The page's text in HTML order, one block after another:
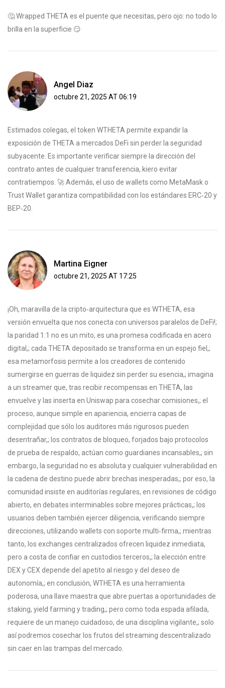
🤔 Wrapped THETA es el puente que necesitas, pero ojo: no todo lo
brilla en la superficie 😏
Angel Diaz
octubre 21, 2025 AT 06:19
Estimados colegas, el token WTHETA permite expandir la
exposición de THETA a mercados DeFi sin perder la seguridad
subyacente. Es importante verificar siempre la dirección del
contrato antes de cualquier transferencia, kiero evitar
contratiempos. 🚀 Además, el uso de wallets como MetaMask o
Trust Wallet garantiza compatibilidad con los estándares ERC‑20 y
BEP‑20.
Martina Eigner
octubre 21, 2025 AT 17:25
¡Oh, maravilla de la cripto‑arquitectura que es WTHETA, esa
versión envuelta que nos conecta con universos paralelos de DeFi!;
la paridad 1:1 no es un mito, es una promesa codificada en acero
digital,; cada THETA depositado se transforma en un espejo fiel,;
esa metamorfosis permite a los creadores de contenido
sumergirse en guerras de liquidez sin perder su esencia,; imagina
a un streamer que, tras recibir recompensas en THETA, las
envuelve y las inserta en Uniswap para cosechar comisiones,; el
proceso, aunque simple en apariencia, encierra capas de
complejidad que sólo los auditores más rigurosos pueden
desentrañar,; los contratos de bloqueo, forjados bajo protocolos
de prueba de respaldo, actúan como guardianes incansables,; sin
embargo, la seguridad no es absoluta y cualquier vulnerabilidad en
la cadena de destino puede abrir brechas inesperadas,; por eso, la
comunidad insiste en auditorías regulares, en revisiones de código
abierto, en debates interminables sobre mejores prácticas,; los
usuarios deben también ejercer diligencia, verificando siempre
direcciones, utilizando wallets con soporte multi‑firma,; mientras
tanto, los exchanges centralizados ofrecen liquidez inmediata,
pero a costa de confiar en custodios terceros,; la elección entre
DEX y CEX depende del apetito al riesgo y del deseo de
autonomía,; en conclusión, WTHETA es una herramienta
poderosa, una llave maestra que abre puertas a oportunidades de
staking, yield farming y trading,; pero como toda espada afilada,
requiere de un manejo cuidadoso, de una disciplina vigilante,; solo
así podremos cosechar los frutos del streaming descentralizado
sin caer en las trampas del mercado.